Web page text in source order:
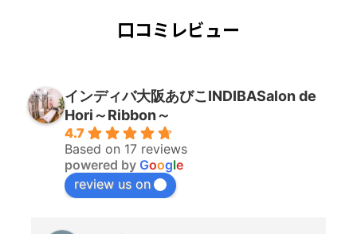
口コミレビュー
インディバ大阪あびこINDIBASalon de
Hori～Ribbon～
4.7
Based on 17 reviews
powered by Google
review us on